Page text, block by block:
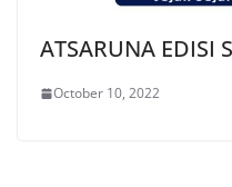
ATSARUNA EDISI
October 10, 2022